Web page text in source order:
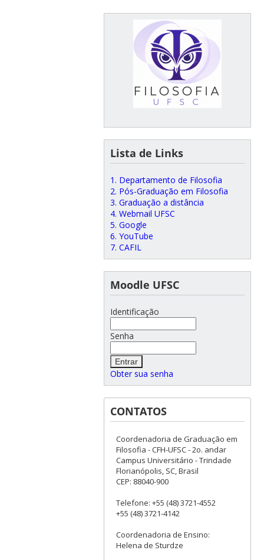
Lista de Links
1. Departamento de Filosofia
2. Pós-Graduação em Filosofia
3. Graduação a distância
4. Webmail UFSC
5. Google
6. YouTube
7. CAFIL
Moodle UFSC
Identificação
Senha
Obter sua senha
CONTATOS
Coordenadoria de Graduação em
Filosofia - CFH-UFSC - 2o. andar
Campus Universitário - Trindade
Florianópolis, SC, Brasil
CEP: 88040-900
Telefone: +55 (48) 3721-4552
+55 (48) 3721-4142
Coordenadoria de Ensino:
Helena de Sturdze